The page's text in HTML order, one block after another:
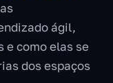
ágil,
e como elas se
dos espaços